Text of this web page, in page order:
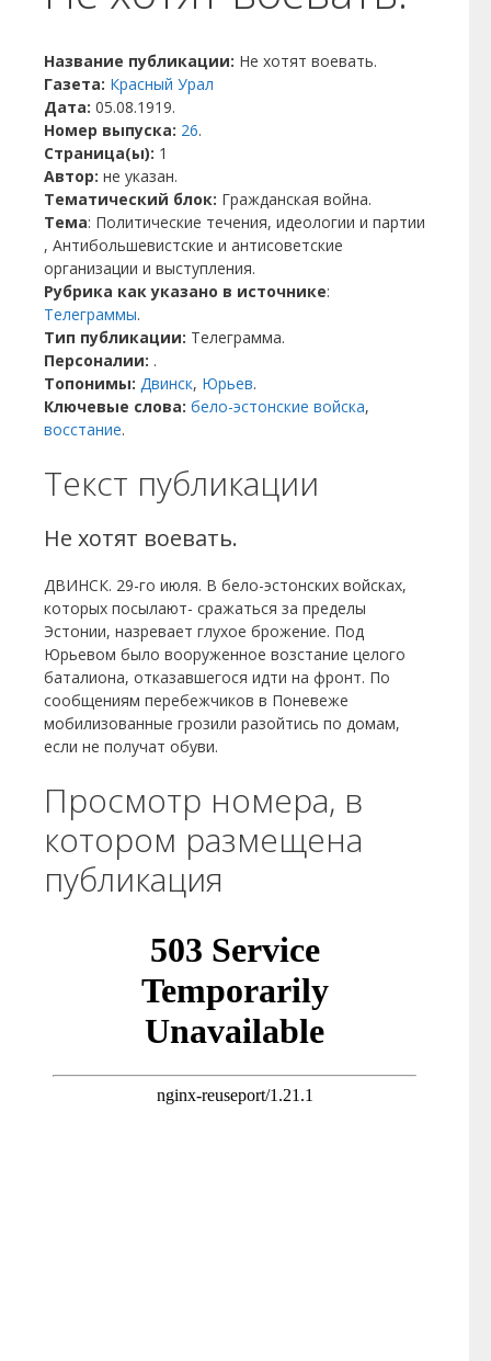
Название публикации: Не хотят воевать.
Газета: Красный Урал
Дата: 05.08.1919.
Номер выпуска: 26.
Страница(ы): 1
Автор: не указан.
Тематический блок: Гражданская война.
Тема: Политические течения, идеологии и партии
, Антибольшевистские и антисоветские
организации и выступления.
Рубрика как указано в источнике:
Телеграммы.
Тип публикации: Телеграмма.
Персоналии: .
Топонимы: Двинск, Юрьев.
Ключевые слова: бело-эстонские войска,
восстание.
Текст публикации
Не хотят воевать.
ДВИНСК. 29-го июля. В бело-эстонских войсках,
которых посылают- сражаться за пределы
Эстонии, назревает глухое брожение. Под
Юрьевом было вооруженное возстание целого
баталиона, отказавшегося идти на фронт. По
сообщениям перебежчиков в Поневеже
мобилизованные грозили разойтись по домам,
если не получат обуви.
Просмотр номера, в
котором размещена
публикация